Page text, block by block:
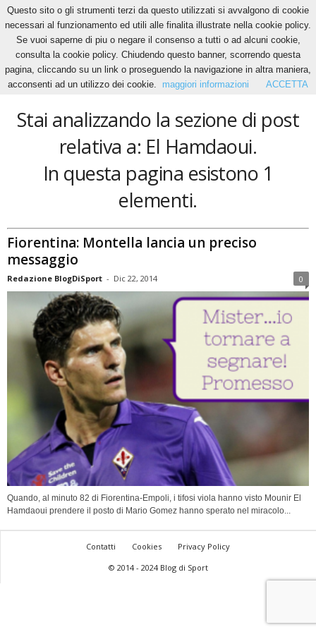
Home Tags El Hamdaoui
El Hamdaoui
Stai analizzando la sezione di post
relativa a: El Hamdaoui.
In questa pagina esistono 1
elementi.
Fiorentina: Montella lancia un preciso
messaggio
Redazione BlogDiSport - Dic 22, 2014 0
Quando, al minuto 82 di Fiorentina-Empoli, i tifosi viola hanno visto Mounir El
Hamdaoui prendere il posto di Mario Gomez hanno sperato nel miracolo...
Contatti Cookies
Privacy Policy
© 2014 - 2024 Blog di Sport
Questo sito o gli strumenti terzi da questo utilizzati si avvalgono di cookie
necessari al funzionamento ed utili alle finalita illustrate nella cookie policy.
Se vuoi saperne di piu o negare il consenso a tutti o ad alcuni cookie,
consulta la cookie policy. Chiudendo questo banner, scorrendo questa
pagina, cliccando su un link o proseguendo la navigazione in altra maniera,
acconsenti ad un utilizzo dei cookie.
maggiori informazioni ACCETTA